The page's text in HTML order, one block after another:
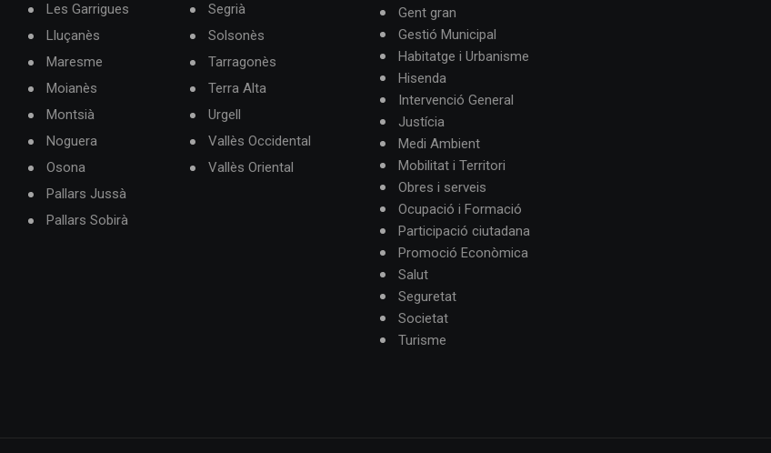
Les Garrigues
Lluçanès
Maresme
Moianès
Montsià
Noguera
Osona
Pallars Jussà
Pallars Sobirà
Segrià
Solsonès
Tarragonès
Terra Alta
Urgell
Vallès Occidental
Vallès Oriental
Gent gran
Gestió Municipal
Habitatge i Urbanisme
Hisenda
Intervenció General
Justícia
Medi Ambient
Mobilitat i Territori
Obres i serveis
Ocupació i Formació
Participació ciutadana
Promoció Econòmica
Salut
Seguretat
Societat
Turisme